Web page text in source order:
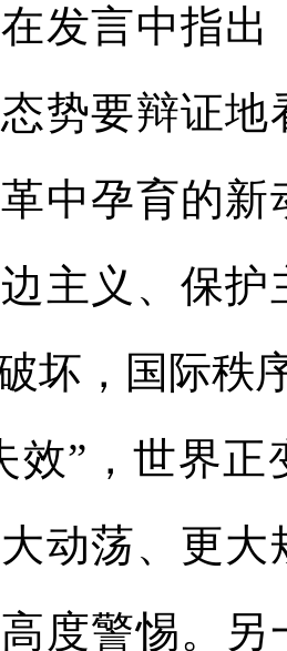
言中指出
势要辩证
中孕育的
主义、保
坏，国际秩
效”，世界
动荡、更
度警惕。